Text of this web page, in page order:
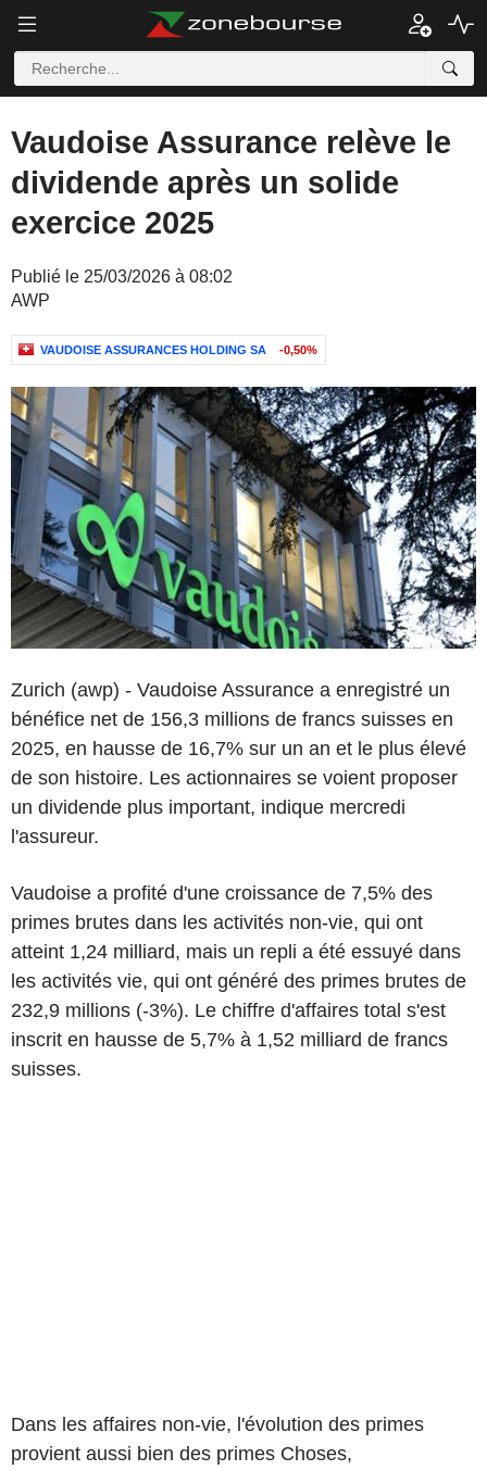
Vaudoise Assurance relève le
dividende après un solide
exercice 2025
Publié le 25/03/2026 à 08:02
AWP
VAUDOISE ASSURANCES HOLDING SA -0,50%
Zurich (awp) - Vaudoise Assurance a enregistré un
bénéfice net de 156,3 millions de francs suisses en
2025, en hausse de 16,7% sur un an et le plus élevé
de son histoire. Les actionnaires se voient proposer
un dividende plus important, indique mercredi
l'assureur.
Vaudoise a profité d'une croissance de 7,5% des
primes brutes dans les activités non-vie, qui ont
atteint 1,24 milliard, mais un repli a été essuyé dans
les activités vie, qui ont généré des primes brutes de
232,9 millions (-3%). Le chiffre d'affaires total s'est
inscrit en hausse de 5,7% à 1,52 milliard de francs
suisses.
Dans les affaires non-vie, l'évolution des primes
provient aussi bien des primes Choses,